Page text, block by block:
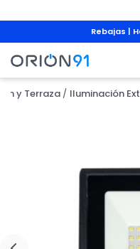
Rebajas |
y Terraza Iluminación